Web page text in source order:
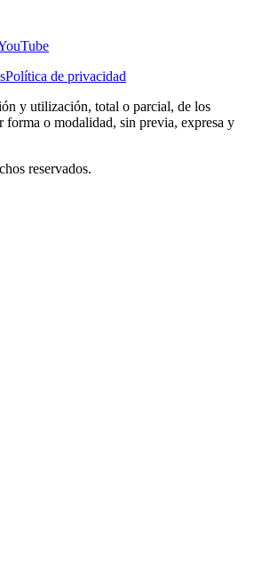
Política de privacidad
y utilización, total o parcial, de los
forma o modalidad, sin previa, expresa y
reservados.